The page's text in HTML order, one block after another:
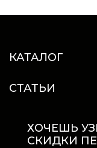
КАТАЛОГ
СТАТЬИ
ХОЧЕШЬ
СКИДКИ